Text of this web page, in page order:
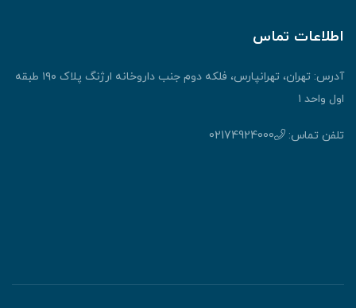
اطلاعات تماس
آدرس: تهران، تهرانپارس، فلکه دوم جنب داروخانه ارژنگ پلاک ۱۹۰ طبقه
اول واحد ۱
تلفن تماس: 02174924000